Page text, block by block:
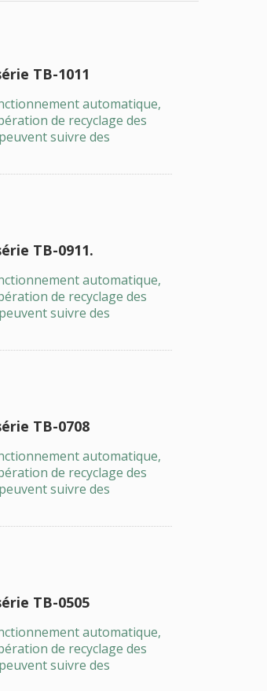
TB-1011
automatique,
de recyclage des
suivre des
TB-0911.
automatique,
de recyclage des
suivre des
TB-0708
automatique,
de recyclage des
suivre des
TB-0505
automatique,
de recyclage des
suivre des